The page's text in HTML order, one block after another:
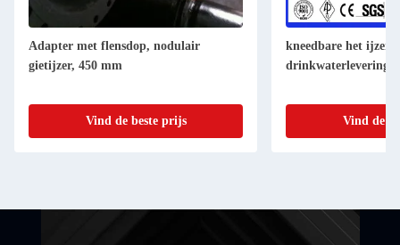
Adapter met flensdop, nodulair
gietijzer, 450 mm
Vind de beste prijs
kneedbare het
drinkwaterlevering
Vind de